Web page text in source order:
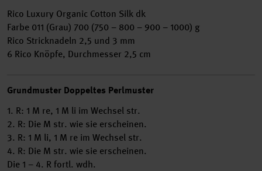
Rico Luxury Organic Cotton Silk dk
Farbe 011 (Grau) 700 (750 – 800 – 900 – 1000) g
Rico Stricknadeln 2,5 und 3 mm
6 Rico Knöpfe, Durchmesser 2,5 cm
Grundmuster Doppeltes Perlmuster
1. R: 1 M re, 1 M li im Wechsel str.
2. R: Die M str. wie sie erscheinen.
3. R: 1 M li, 1 M re im Wechsel str.
4. R: Die M str. wie sie erscheinen.
Die 1 – 4. R fortl. wdh.